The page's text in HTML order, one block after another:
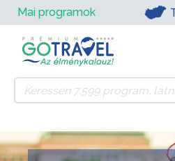
Mai programok